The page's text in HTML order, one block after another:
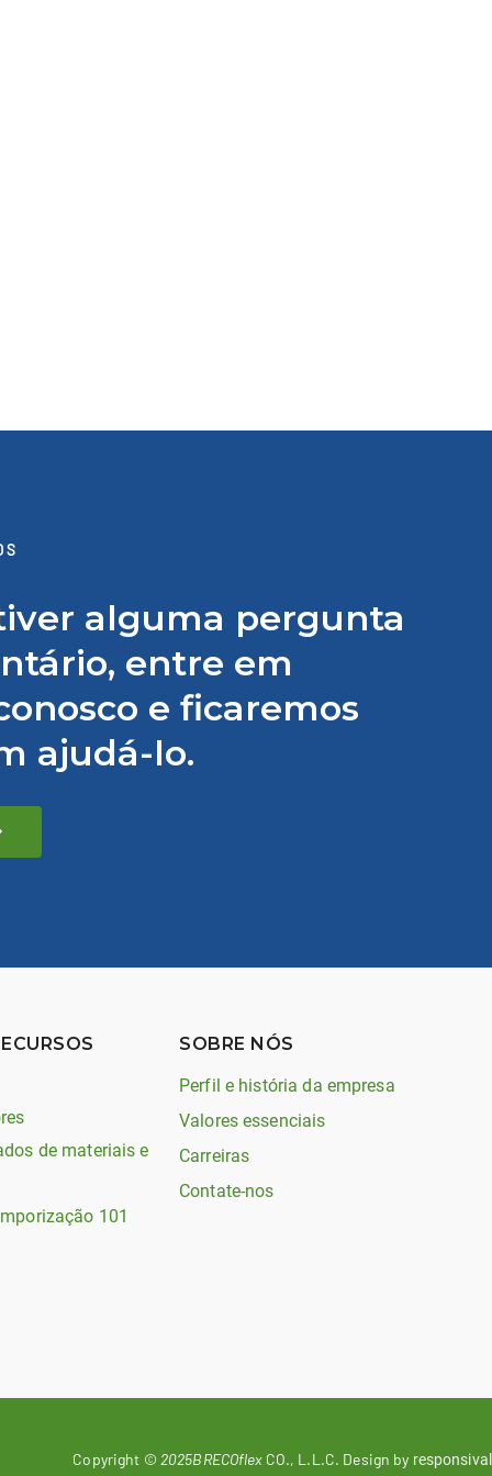
alguma pergunta
entre em
e ficaremos
ajudá-lo.
de materiais e
101
SOBRE NÓS
Perfil e história da empresa
Valores essenciais
Carreiras
Contate-nos
Copyright © 2025BRECOflexCO., L.L.C. Design by responsival